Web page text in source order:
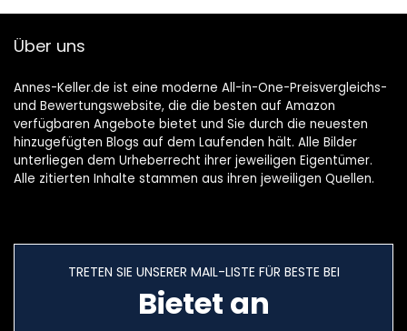
Über uns
Annes-Keller.de ist eine moderne All-in-One-Preisvergleichs-
und Bewertungswebsite, die die besten auf Amazon
verfügbaren Angebote bietet und Sie durch die neuesten
hinzugefügten Blogs auf dem Laufenden hält. Alle Bilder
unterliegen dem Urheberrecht ihrer jeweiligen Eigentümer.
Alle zitierten Inhalte stammen aus ihren jeweiligen Quellen.
TRETEN SIE UNSERER MAIL-LISTE FÜR BESTE BEI
Bietet an